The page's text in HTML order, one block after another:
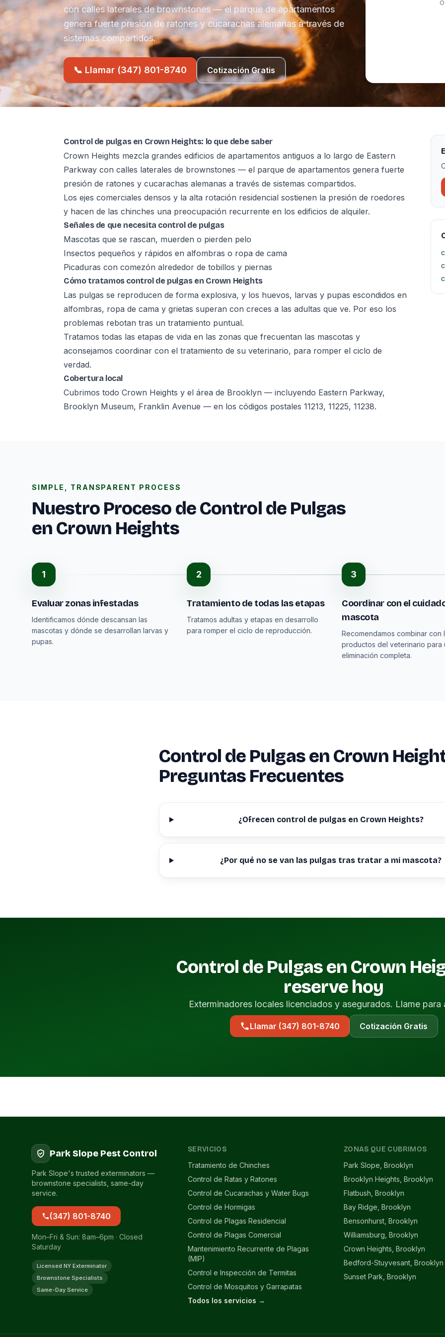
con calles laterales de brownstones — el parque de apartamentos
genera fuerte presión de ratones y cucarachas alemanas a través de
sistemas compartidos.
📞 Llamar (347) 801-8740 Cotización Gratis
Control de pulgas en Crown Heights: lo que debe saber
Crown Heights mezcla grandes edificios de apartamentos antiguos a lo largo de Eastern
Parkway con calles laterales de brownstones — el parque de apartamentos genera fuerte
presión de ratones y cucarachas alemanas a través de sistemas compartidos.
Los ejes comerciales densos y la alta rotación residencial sostienen la presión de roedores
y hacen de las chinches una preocupación recurrente en los edificios de alquiler.
Señales de que necesita control de pulgas
Mascotas que se rascan, muerden o pierden pelo
Insectos pequeños y rápidos en alfombras o ropa de cama
Picaduras con comezón alrededor de tobillos y piernas
Cómo tratamos control de pulgas en Crown Heights
Las pulgas se reproducen de forma explosiva, y los huevos, larvas y pupas escondidos en
alfombras, ropa de cama y grietas superan con creces a las adultas que ve. Por eso los
problemas rebotan tras un tratamiento puntual.
Tratamos todas las etapas de vida en las zonas que frecuentan las mascotas y
aconsejamos coordinar con el tratamiento de su veterinario, para romper el ciclo de
verdad.
Cobertura local
Cubrimos todo Crown Heights y el área de Brooklyn — incluyendo Eastern Parkway,
Brooklyn Museum, Franklin Avenue — en los códigos postales 11213, 11225, 11238.
SIMPLE, TRANSPARENT PROCESS
Nuestro Proceso de Control de Pulgas
en Crown Heights
1
Evaluar zonas infestadas
Identificamos dónde descansan las
mascotas y dónde se desarrollan larvas y
pupas.
2
Tratamiento de todas las etapas
Tratamos adultas y etapas en desarrollo
para romper el ciclo de reproducción.
3
Coordinar con el
mascota
Recomendamos combinar con
productos del veterinario para
eliminación completa.
Control de Pulgas en Crown
Preguntas Frecuentes
¿Ofrecen control de pulgas en Crown Heights?
¿Por qué no se van las pulgas tras tratar a mi mascota?
Control de Pulgas en Crown
reserve hoy
Exterminadores locales licenciados y asegurados. Llame para
Llamar (347) 801-8740 Cotización Gratis
Park Slope Pest Control
Park Slope's trusted exterminators —
brownstone specialists, same-day
service.
(347) 801-8740
Mon–Fri & Sun: 8am–6pm · Closed
Saturday
Licensed NY Exterminator
Brownstone Specialists
Same-Day Service
SERVICIOS
Tratamiento de Chinches
Control de Ratas y Ratones
Control de Cucarachas y Water Bugs
Control de Hormigas
Control de Plagas Residencial
Control de Plagas Comercial
Mantenimiento Recurrente de Plagas
(MIP)
Control e Inspección de Termitas
Control de Mosquitos y Garrapatas
Todos los servicios →
ZONAS QUE CUBRIMOS
Park Slope, Brooklyn
Brooklyn Heights, Brooklyn
Flatbush, Brooklyn
Bay Ridge, Brooklyn
Bensonhurst, Brooklyn
Williamsburg, Brooklyn
Crown Heights, Brooklyn
Bedford-Stuyvesant, Brooklyn
Sunset Park, Brooklyn